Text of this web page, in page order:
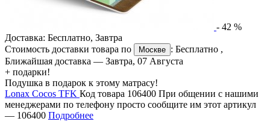
- 42 %
Доставка: Бесплатно, Завтра
Стоимость доставки товара по
Москве : Бесплатно ,
Ближайшая доставка — Завтра, 07 Августа
+ подарки!
Подушка в подарок к этому матрасу!
Lonax Cocos TFK Код товара 106400 При общении с нашими
менеджерами по телефону просто сообщите им этот артикул
— 106400 Подробнее